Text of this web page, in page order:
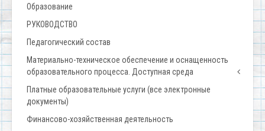
Образование
РУКОВОДСТВО
Педагогический состав
Материально-техническое обеспечение и оснащенность
образовательного процесса. Доступная среда
Платные образовательные услуги (все электронные
документы)
Финансово-хозяйственная деятельность